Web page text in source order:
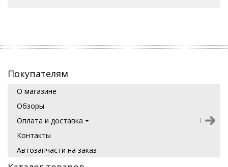
Покупателям
О магазине
Обзоры
Оплата и доставка
Контакты
Автозапчасти на заказ